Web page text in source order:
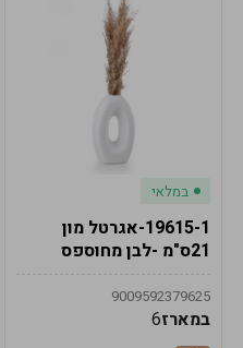
במלאי
19615-1-אגרטל מון
21ס"מ -לבן מחוספס
9009592379625
במארז6